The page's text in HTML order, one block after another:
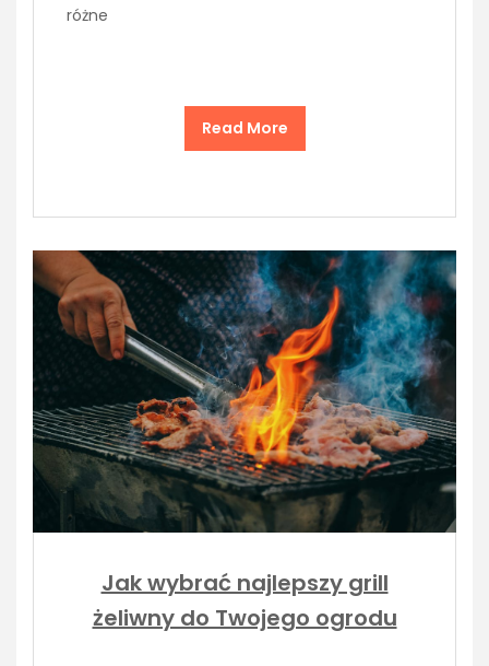
różne
Read More
Jak wybrać najlepszy grill
żeliwny do Twojego ogrodu